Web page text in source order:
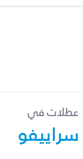
عطلات في
سراييفو